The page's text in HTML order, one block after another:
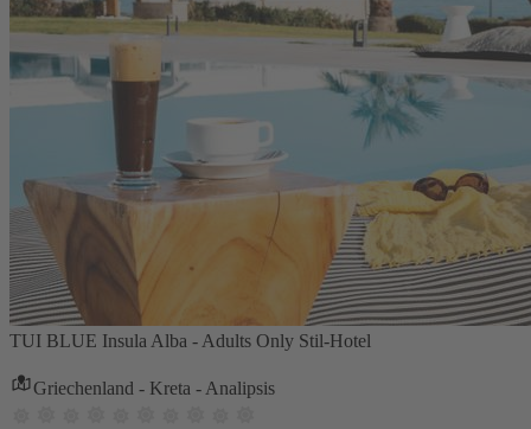
TUI BLUE Insula Alba - Adults Only Stil-Hotel
Griechenland - Kreta - Analipsis